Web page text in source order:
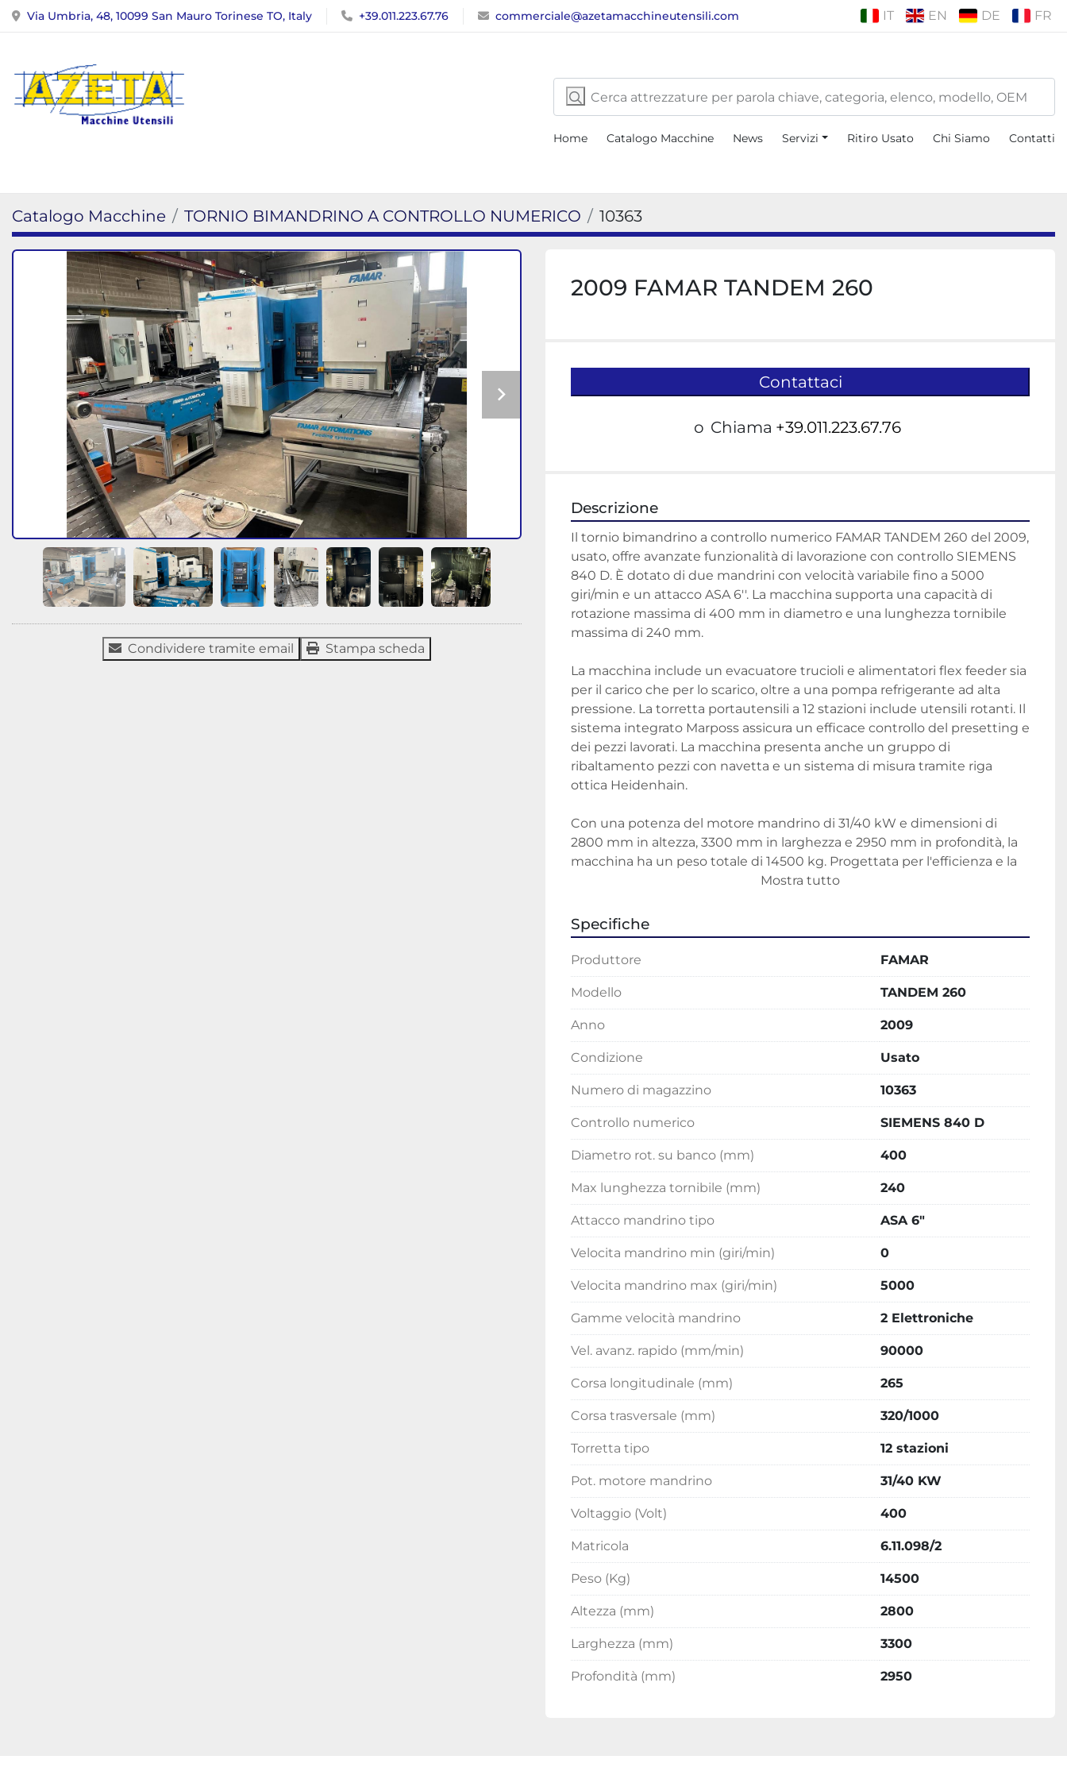
Via Umbria, 48, 10099 San Mauro Torinese TO, Italy +39.011.223.67.76 commerciale@azetamacchineutensili.com IT EN DE FR
Home Catalogo Macchine News Servizi Ritiro Usato Chi Siamo Contatti
Catalogo Macchine TORNIO BIMANDRINO A CONTROLLO NUMERICO 10363
Condividere tramite email Stampa scheda
2009 FAMAR TANDEM 260
Contattaci
o Chiama +39.011.223.67.76
Descrizione
Il tornio bimandrino a controllo numerico FAMAR TANDEM 260 del 2009,
usato, offre avanzate funzionalità di lavorazione con controllo SIEMENS
840 D. È dotato di due mandrini con velocità variabile fino a 5000
giri/min e un attacco ASA 6''. La macchina supporta una capacità di
rotazione massima di 400 mm in diametro e una lunghezza tornibile
massima di 240 mm.
La macchina include un evacuatore trucioli e alimentatori flex feeder sia
per il carico che per lo scarico, oltre a una pompa refrigerante ad alta
pressione. La torretta portautensili a 12 stazioni include utensili rotanti. Il
sistema integrato Marposs assicura un efficace controllo del presetting e
dei pezzi lavorati. La macchina presenta anche un gruppo di
ribaltamento pezzi con navetta e un sistema di misura tramite riga
ottica Heidenhain.
Con una potenza del motore mandrino di 31/40 kW e dimensioni di
2800 mm in altezza, 3300 mm in larghezza e 2950 mm in profondità, la
macchina ha un peso totale di 14500 kg. Progettata per l'efficienza e la
precisione, è ideale per lavori di tornitura sofisticati e di alta qualità.
Mostra tutto
Specifiche
Produttore FAMAR
Modello TANDEM 260
Anno 2009
Condizione Usato
Numero di magazzino 10363
Controllo numerico SIEMENS 840 D
Diametro rot. su banco (mm) 400
Max lunghezza tornibile (mm) 240
Attacco mandrino tipo ASA 6"
Velocita mandrino min (giri/min) 0
Velocita mandrino max (giri/min) 5000
Gamme velocità mandrino 2 Elettroniche
Vel. avanz. rapido (mm/min) 90000
Corsa longitudinale (mm) 265
Corsa trasversale (mm) 320/1000
Torretta tipo 12 stazioni
Pot. motore mandrino 31/40 KW
Voltaggio (Volt) 400
Matricola 6.11.098/2
Peso (Kg) 14500
Altezza (mm) 2800
Larghezza (mm) 3300
Profondità (mm) 2950